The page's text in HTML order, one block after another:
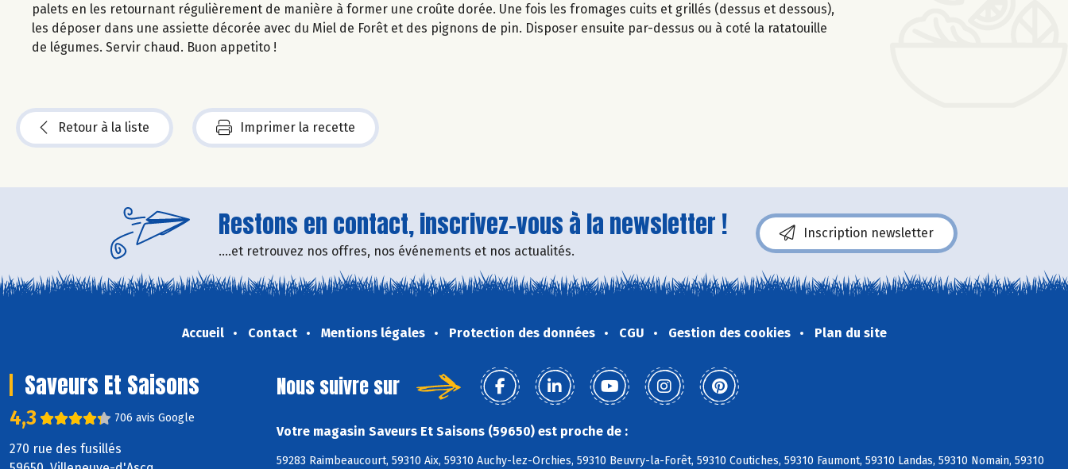
palets en les retournant régulièrement de manière à former une croûte dorée. Une fois les fromages cuits et grillés (dessus et dessous),
les déposer dans une assiette décorée avec du Miel de Forêt et des pignons de pin. Disposer ensuite par-dessus ou à coté la ratatouille
de légumes. Servir chaud. Buon appetito !
Retour à la liste Imprimer la recette
Restons en contact, inscrivez-vous à la newsletter !
....et retrouvez nos offres, nos événements et nos actualités.
Inscription newsletter
Accueil Contact Mentions légales Protection des données CGU Gestion des cookies Plan du site
Saveurs Et Saisons
4,3 706 avis Google
270 rue des fusillés
Nous suivre sur
Votre magasin Saveurs Et Saisons (59650) est proche de :
59283 Raimbeaucourt, 59310 Aix, 59310 Auchy-lez-Orchies, 59310 Beuvry-la-Forêt, 59310 Coutiches, 59310 Faumont, 59310 Landas, 59310 Nomain, 59310